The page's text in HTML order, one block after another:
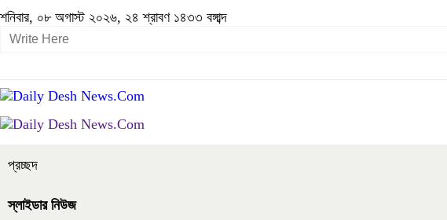
শনিবার, ০৮ অগাস্ট ২০২৬, ২৪ শ্রাবণ ১৪৩৩ বঙ্গাব্দ
প্রচ্ছদ
স্লাইডার নিউজ